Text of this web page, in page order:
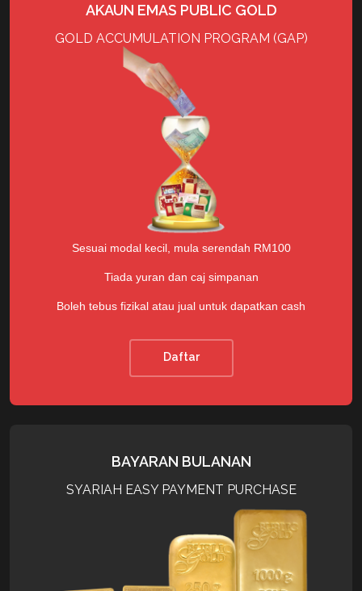
AKAUN EMAS PUBLIC GOLD
GOLD ACCUMULATION PROGRAM (GAP)
Sesuai modal kecil, mula serendah RM100
Tiada yuran dan caj simpanan
Boleh tebus fizikal atau jual untuk dapatkan cash
Daftar
BAYARAN BULANAN
SYARIAH EASY PAYMENT PURCHASE